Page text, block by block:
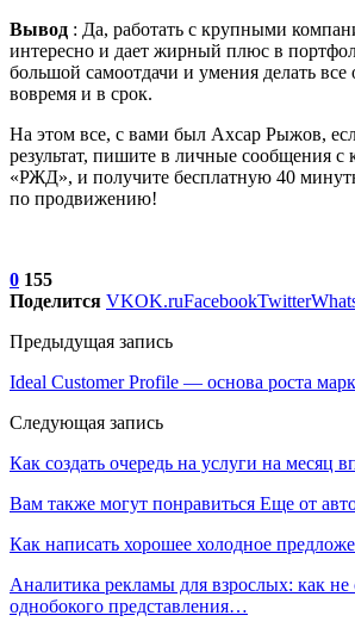
Вывод : Да, работать с крупными
интересно и дает жирный плюс в
большой самоотдачи и умения делать
вовремя и в срок.
На этом все, с вами был Ахсар Рыжов,
результат, пишите в личные сообщения с
«РЖД», и получите бесплатную 40
по продвижению!
0 155
Поделится VKOK.ruFacebookTwitter
Предыдущая запись
Ideal Customer Profile — основа роста
Следующая запись
Как создать очередь на услуги на месяц
Вам также могут понравиться Еще от
Как написать хорошее холодное
Аналитика рекламы для взрослых: как не
однобокого представления…